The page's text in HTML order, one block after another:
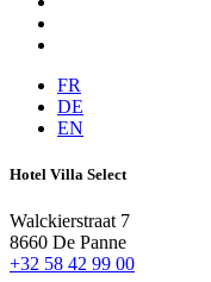
FR
DE
EN
Hotel Villa Select
Walckierstraat 7
8660 De Panne
+32 58 42 99 00